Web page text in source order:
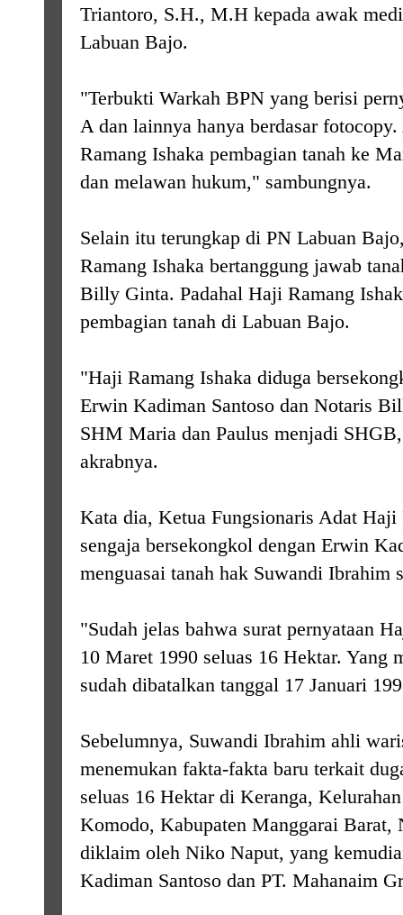
Triantoro, S.H., M.H kepada awak
Labuan Bajo.
"Terbukti Warkah BPN yang berisi
A dan lainnya hanya berdasar
Ramang Ishaka pembagian tanah ke
dan melawan hukum," sambungnya.
Selain itu terungkap di PN Labuan
Ramang Ishaka bertanggung jawab
Billy Ginta. Padahal Haji Ramang
pembagian tanah di Labuan Bajo.
"Haji Ramang Ishaka diduga
Erwin Kadiman Santoso dan Notaris
SHM Maria dan Paulus menjadi
akrabnya.
Kata dia, Ketua Fungsionaris Adat Haji
sengaja bersekongkol dengan Erwin
menguasai tanah hak Suwandi Ibrahim
"Sudah jelas bahwa surat pernyataan
10 Maret 1990 seluas 16 Hektar. Yang
sudah dibatalkan tanggal 17 Januari
Sebelumnya, Suwandi Ibrahim ahli
menemukan fakta-fakta baru terkait
seluas 16 Hektar di Keranga,
Komodo, Kabupaten Manggarai Barat,
diklaim oleh Niko Naput, yang
Kadiman Santoso dan PT. Mahanaim